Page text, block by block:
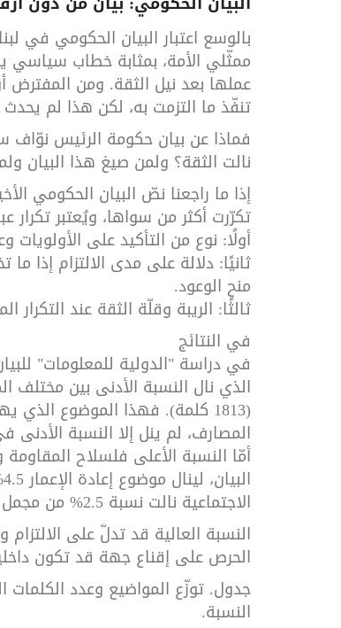
بالوسع اعتبار البيان الحكومي في
ممثّلي الأمة، بمثابة خطاب سياسي
عملها بعد نيل الثقة. ومن المفترض
تنفّذ ما التزمت به، لكن هذا لم
نالت الثقة؟ ولمن صيغ هذا البيان
إذا ما راجعنا نصّ البيان الحكومي
تكرّرت أكثر من سواها، ويُعتبر تكرار
أولًا: نوع من التأكيد على
ثانيًا: دلالة على مدى الالتزام إذا
منح الوعود.
ثالثًا: الريبة وقلّة الثقة عند التكرار
في النتائج
في دراسة "الدولية للمعلومات"
(1813 كلمة). فهذا الموضوع
المصارف، لم ينل إلا النسبة الأدنى
الاجتماعية نالت نسبة 2.5% من مجمل البيان الحكومي، فقط لا غير!
النسبة العالية قد تدلّ على
الحرص على إقناع جهة قد تكون
النسبة.